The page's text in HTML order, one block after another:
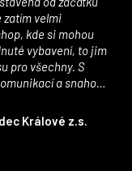
Králové z.s.
zatím velmi
kde si mohou
vybavení, to jim
pro všechny. S
a snahou
pokračovat
dresů ;)